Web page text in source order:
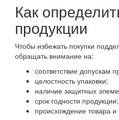
Как
продукции
Чтобы избежать покупки
обращать внимание на:
соответствие допускам
целостность упаковки;
наличие защитных
срок годности продукции;
происхождение товара